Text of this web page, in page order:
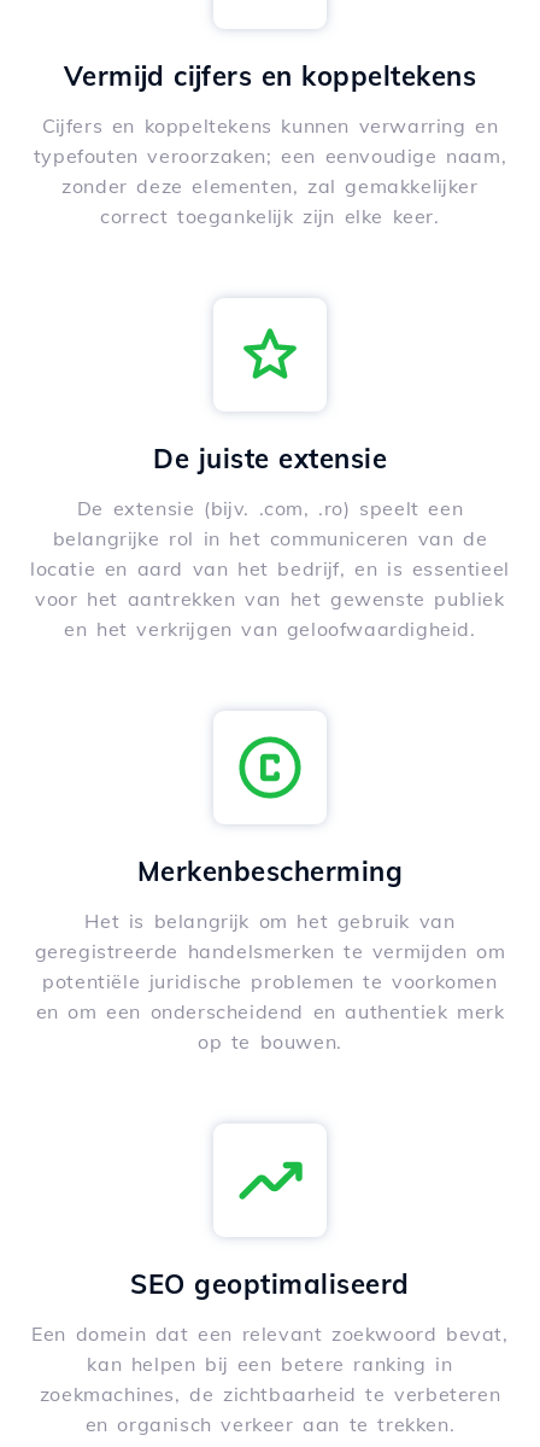
Vermijd cijfers en koppeltekens
Cijfers en koppeltekens kunnen verwarring en
typefouten veroorzaken; een eenvoudige naam,
zonder deze elementen, zal gemakkelijker
correct toegankelijk zijn elke keer.
De juiste extensie
De extensie (bijv. .com, .ro) speelt een
belangrijke rol in het communiceren van de
locatie en aard van het bedrijf, en is essentieel
voor het aantrekken van het gewenste publiek
en het verkrijgen van geloofwaardigheid.
Merkenbescherming
Het is belangrijk om het gebruik van
geregistreerde handelsmerken te vermijden om
potentiële juridische problemen te voorkomen
en om een onderscheidend en authentiek merk
op te bouwen.
SEO geoptimaliseerd
Een domein dat een relevant zoekwoord bevat,
kan helpen bij een betere ranking in
zoekmachines, de zichtbaarheid te verbeteren
en organisch verkeer aan te trekken.